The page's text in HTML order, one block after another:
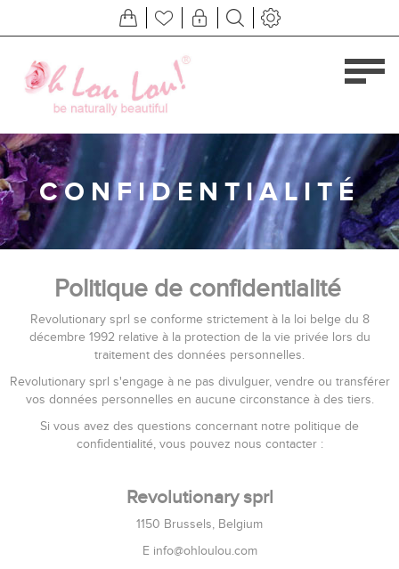
CONFIDENTIALITÉ
Politique de confidentialité
Revolutionary sprl se conforme strictement à la loi belge du 8
décembre 1992 relative à la protection de la vie privée lors du
traitement des données personnelles.
Revolutionary sprl s'engage à ne pas divulguer, vendre ou transférer
vos données personnelles en aucune circonstance à des tiers.
Si vous avez des questions concernant notre politique de
confidentialité, vous pouvez nous contacter :
Revolutionary sprl
1150 Brussels, Belgium
E info@ohloulou.com